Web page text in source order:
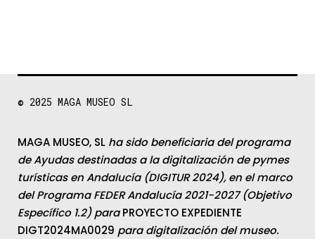
© 2025 MAGA MUSEO SL
MAGA MUSEO, SL ha sido beneficiaria del programa
de Ayudas destinadas a la digitalización de pymes
turísticas en Andalucía (DIGITUR 2024), en el marco
del Programa FEDER Andalucía 2021-2027 (Objetivo
Específico 1.2) paraPROYECTO EXPEDIENTE
DIGT2024MA0029 para digitalización del museo.